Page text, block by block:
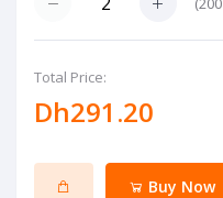
Total Price:
Dh291.20
Buy Now